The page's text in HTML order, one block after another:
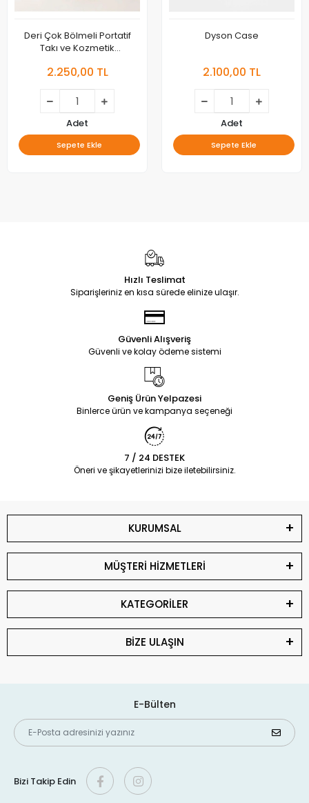
Deri Çok Bölmeli Portatif
Takı ve Kozmetik
2.250,00 TL
Adet
Sepete Ekle
Dyson Case
2.100,00 TL
Adet
Sepete Ekle
Hızlı Teslimat
Siparişleriniz en kısa sürede elinize ulaşır.
Güvenli Alışveriş
Güvenli ve kolay ödeme sistemi
Geniş Ürün Yelpazesi
Binlerce ürün ve kampanya seçeneği
7 / 24 DESTEK
Öneri ve şikayetlerinizi bize iletebilirsiniz.
KURUMSAL
MÜŞTERİ HİZMETLERİ
KATEGORİLER
BİZE ULAŞIN
E-Bülten
Bizi Takip Edin